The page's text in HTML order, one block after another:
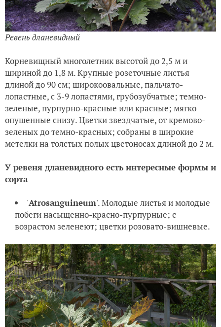
Ревень дланевидный
Корневищный многолетник высотой до 2,5 м и
шириной до 1,8 м. Крупные розеточные листья
длиной до 90 см; широкоовальные, пальчато-
лопастные, с 3-9 лопастями, грубозубчатые; темно-
зеленые, пурпурно-красные или красные; мягко
опушенные снизу. Цветки звездчатые, от кремово-
зеленых до темно-красных; собраны в широкие
метелки на толстых полых цветоносах длиной до 2 м.
У ревеня дланевидного есть интересные формы и
сорта
'Atrosanguineum'. Молодые листья и молодые
побеги насыщенно-красно-пурпурные; с
возрастом зеленеют; цветки розовато-вишневые.